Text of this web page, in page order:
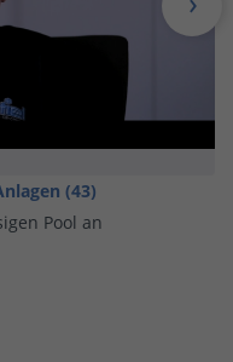
(43)
Pool an